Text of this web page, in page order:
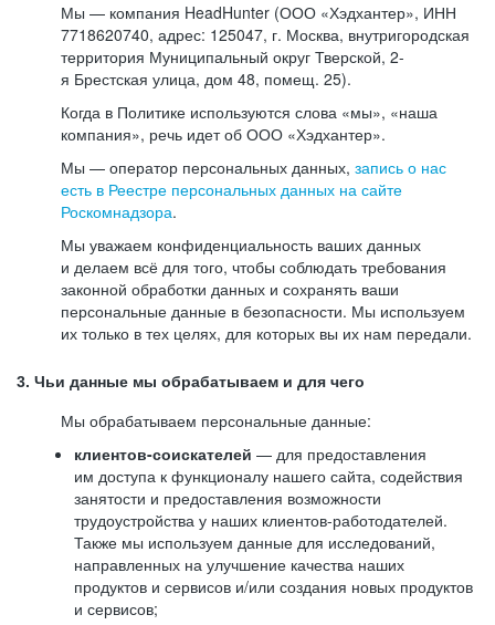
Мы — компания HeadHunter (ООО «Хэдхантер», ИНН
7718620740, адрес: 125047, г. Москва, внутригородская
территория Муниципальный округ Тверской, 2-
я Брестская улица, дом 48, помещ. 25).
Когда в Политике используются слова «мы», «наша
компания», речь идет об ООО «Хэдхантер».
Мы — оператор персональных данных, запись о нас
есть в Реестре персональных данных на сайте
Роскомнадзора.
Мы уважаем конфиденциальность ваших данных
и делаем всё для того, чтобы соблюдать требования
законной обработки данных и сохранять ваши
персональные данные в безопасности. Мы используем
их только в тех целях, для которых вы их нам передали.
3. Чьи данные мы обрабатываем и для чего
Мы обрабатываем персональные данные:
клиентов-соискателей — для предоставления
им доступа к функционалу нашего сайта, содействия
занятости и предоставления возможности
трудоустройства у наших клиентов-работодателей.
Также мы используем данные для исследований,
направленных на улучшение качества наших
продуктов и сервисов и/или создания новых продуктов
и сервисов;